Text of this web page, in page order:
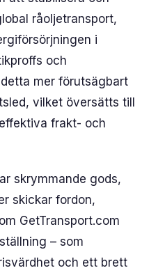
råoljetransport,
i
och
mer förutsägbart
vilket översätts till
frakt- och
skrymmande gods,
skickar fordon,
GetTransport.com
– som
och ett brett